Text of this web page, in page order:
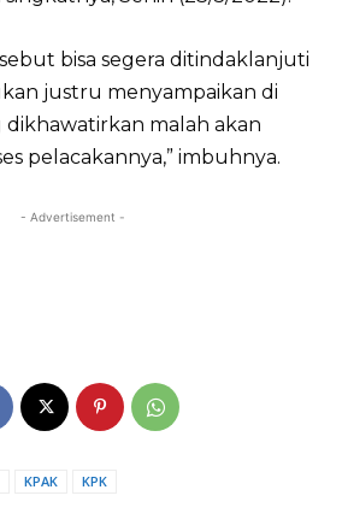
bisa segera ditindaklanjuti
justru menyampaikan di
malah akan
pelacakannya,” imbuhnya.
- Advertisement -
KPAK KPK